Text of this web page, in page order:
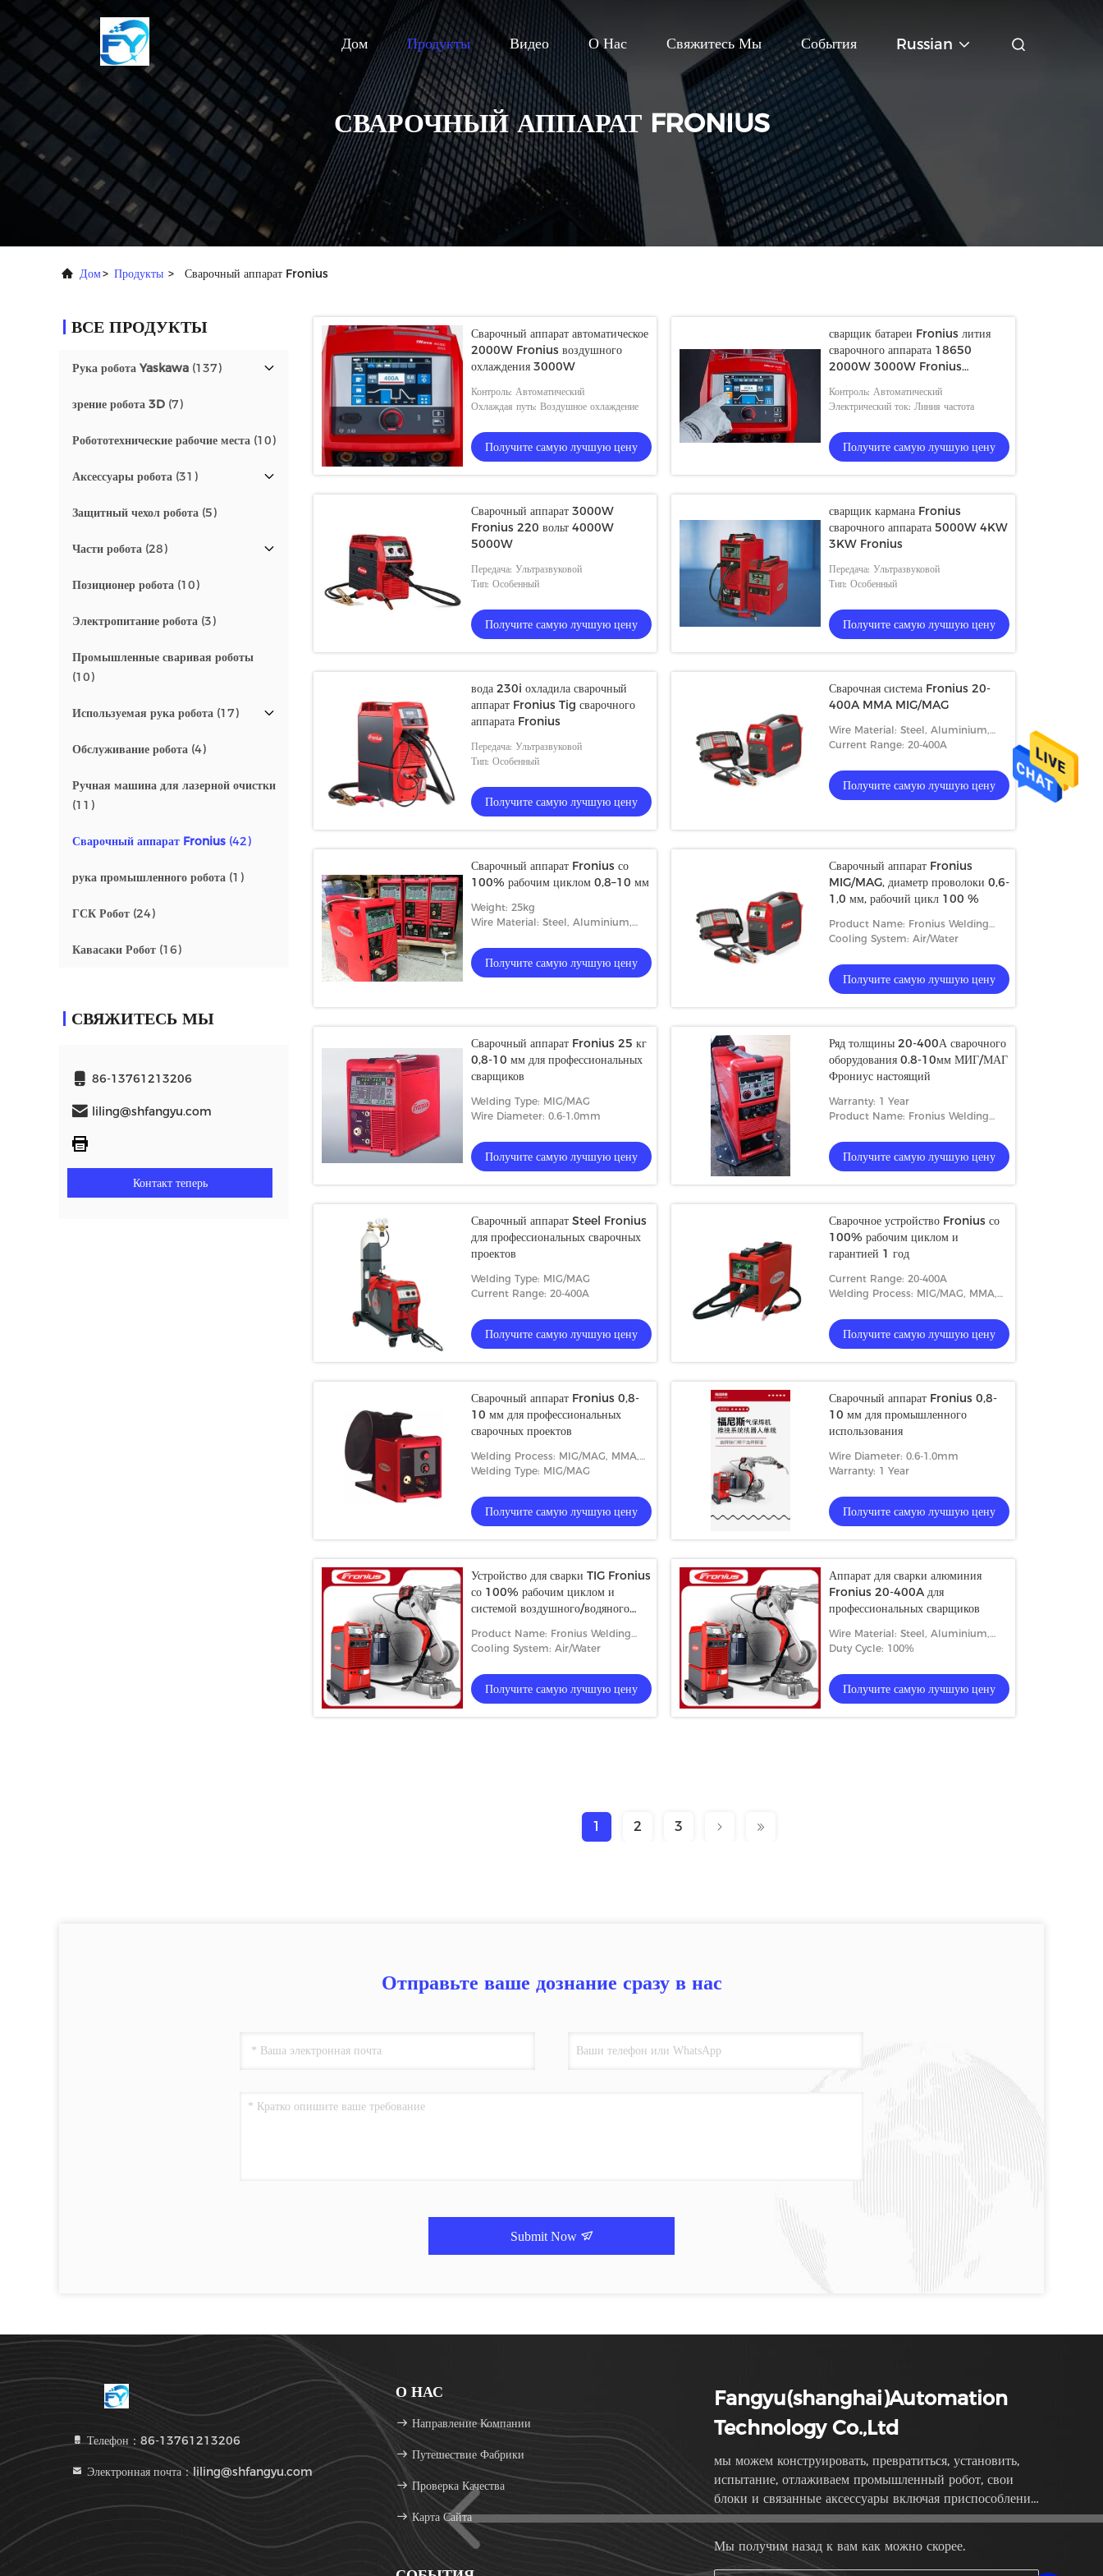
Дом Продукты Видео О Нас Свяжитесь Мы События Russian
СВАРОЧНЫЙ АППАРАТ FRONIUS
Дом> Продукты > Сварочный аппарат Fronius
ВСЕ ПРОДУКТЫ
Рука робота Yaskawa (137)
зрение робота 3D (7)
Робототехнические рабочие места (10)
Аксессуары робота (31)
Защитный чехол робота (5)
Части робота (28)
Позиционер робота (10)
Электропитание робота (3)
Промышленные сваривая роботы
(10)
Используемая рука робота (17)
Обслуживание робота (4)
Ручная машина для лазерной очистки
(11)
Сварочный аппарат Fronius (42)
рука промышленного робота (1)
ГСК Робот (24)
Кавасаки Робот (16)
СВЯЖИТЕСЬ МЫ
86-13761213206
liling@shfangyu.com
Контакт теперь
Сварочный аппарат автоматическое
2000W Fronius воздушного
охлаждения 3000W
Контроль: Автоматический
Охлаждая путь: Воздушное охлаждение
Получите самую лучшую цену
сварщик батареи Fronius лития
сварочного аппарата 18650
2000W 3000W Fronius
Контроль: Автоматический
Электрический ток: Линия частота
Получите самую лучшую цену
Сварочный аппарат 3000W
Fronius 220 вольт 4000W
5000W
Передача: Ультразвуковой
Тип: Особенный
Получите самую лучшую цену
сварщик кармана Fronius
сварочного аппарата 5000W 4KW
3KW Fronius
Передача: Ультразвуковой
Тип: Особенный
Получите самую лучшую цену
вода 230i охладила сварочный
аппарат Fronius Tig сварочного
аппарата Fronius
Передача: Ультразвуковой
Тип: Особенный
Получите самую лучшую цену
Сварочная система Fronius 20-
400A MMA MIG/MAG
Wire Material: Steel, Aluminium,
Stainless Steel
Current Range: 20-400A
Получите самую лучшую цену
Сварочный аппарат Fronius со
100% рабочим циклом 0,8–10 мм
Weight: 25kg
Wire Material: Steel, Aluminium,
Получите самую лучшую цену
Сварочный аппарат Fronius
MIG/MAG, диаметр проволоки 0,6-
1,0 мм, рабочий цикл 100 %
Product Name: Fronius Welding
Machine
Cooling System: Air/Water
Получите самую лучшую цену
Сварочный аппарат Fronius 25 кг
0,8-10 мм для профессиональных
сварщиков
Welding Type: MIG/MAG
Wire Diameter: 0.6-1.0mm
Получите самую лучшую цену
Ряд толщины 20-400А сварочного
оборудования 0.8-10мм МИГ/МАГ
Фрониус настоящий
Warranty: 1 Year
Product Name: Fronius Welding
Получите самую лучшую цену
Сварочный аппарат Steel Fronius
для профессиональных сварочных
проектов
Welding Type: MIG/MAG
Current Range: 20-400A
Получите самую лучшую цену
Сварочное устройство Fronius со
100% рабочим циклом и
гарантией 1 год
Current Range: 20-400A
Welding Process: MIG/MAG, MMA,
Получите самую лучшую цену
Сварочный аппарат Fronius 0,8-
10 мм для профессиональных
сварочных проектов
Welding Process: MIG/MAG, MMA,
TIG
Welding Type: MIG/MAG
Получите самую лучшую цену
Сварочный аппарат Fronius 0,8-
10 мм для промышленного
использования
Wire Diameter: 0.6-1.0mm
Warranty: 1 Year
Получите самую лучшую цену
Устройство для сварки TIG Fronius
со 100% рабочим циклом и
системой воздушного/водяного
Product Name: Fronius Welding
Machine
Cooling System: Air/Water
Получите самую лучшую цену
Аппарат для сварки алюминия
Fronius 20-400A для
профессиональных сварщиков
Wire Material: Steel, Aluminium,
Stainless Steel
Duty Cycle: 100%
Получите самую лучшую цену
1 2 3
Отправьте ваше дознание сразу в нас
Submit Now
Телефон：86-13761213206
Электронная почта：liling@shfangyu.com
О НАС
Направление Компании
Путешествие Фабрики
Проверка Качества
Карта Сайта
Fangyu(shanghai)Automation
Technology Co.,Ltd
мы можем конструировать, превратиться, установить,
испытание, отлаживаем промышленный робот, свои
блоки и связанные аксессуары включая приспособление,
прибор передачи
Мы получим назад к вам как можно скорее.